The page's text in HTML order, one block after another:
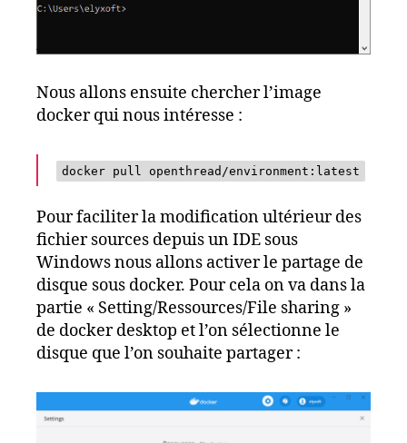
Nous allons ensuite chercher l’image
docker qui nous intéresse :
docker pull openthread/environment:latest
Pour faciliter la modification ultérieur des
fichier sources depuis un IDE sous
Windows nous allons activer le partage de
disque sous docker. Pour cela on va dans la
partie « Setting/Ressources/File sharing »
de docker desktop et l’on sélectionne le
disque que l’on souhaite partager :